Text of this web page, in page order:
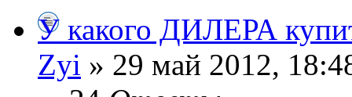
У какого ДИЛЕРА
Zyi » 29 май 2012,